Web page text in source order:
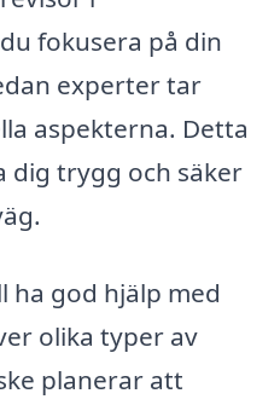
fokusera på din
experter tar
aspekterna. Detta
dig trygg och säker
ha god hjälp med
olika typer av
planerar att